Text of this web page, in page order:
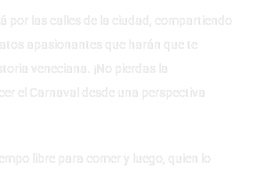
por las calles de la ciudad, compartiendo
apasionantes que harán que te
veneciana. ¡No pierdas la
el Carnaval desde una perspectiva
libre para comer y luego, quien lo